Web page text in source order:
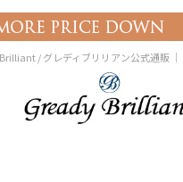
/ グレディブリリアン公式通販 ｜